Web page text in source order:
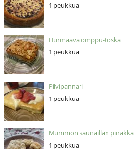
1 peukkua
Hurmaava omppu-toska
1 peukkua
Pilvipannari
1 peukkua
Mummon saunaillan piirakka
1 peukkua